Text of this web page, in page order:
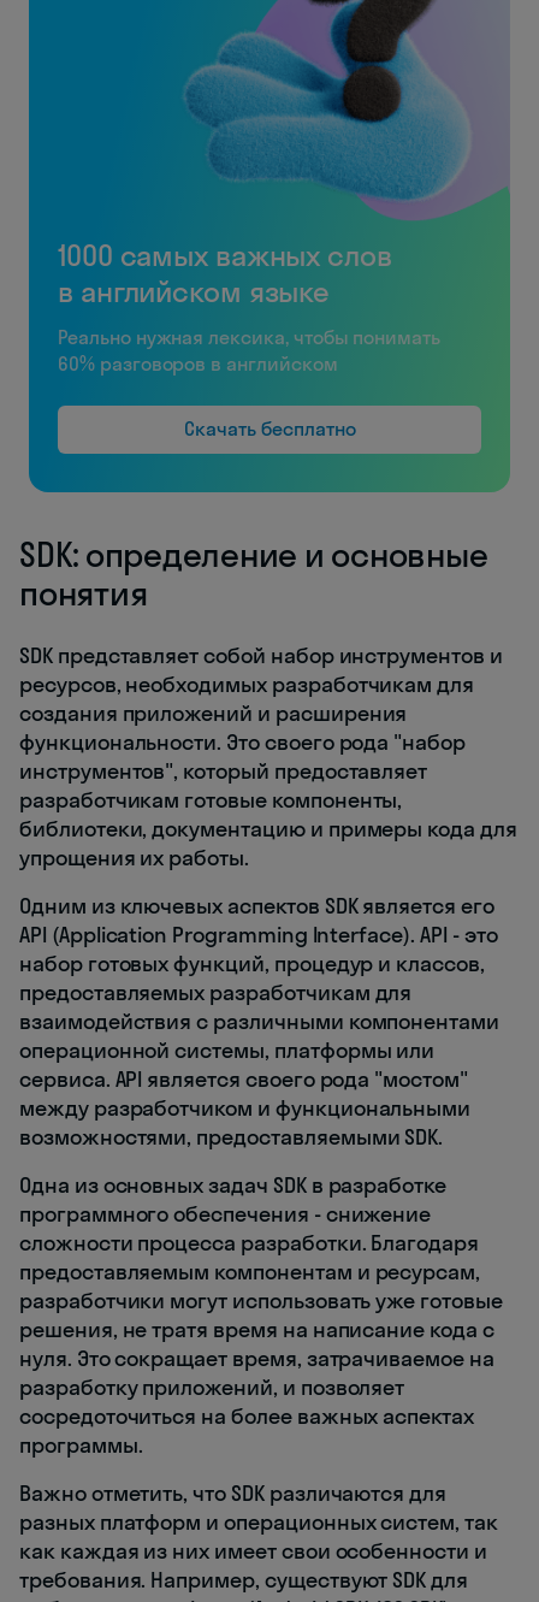
1000 самых важных слов
в английском языке
Реально нужная лексика, чтобы понимать
60% разговоров в английском
Скачать бесплатно
SDK: определение и основные
понятия
SDK представляет собой набор инструментов и
ресурсов, необходимых разработчикам для
создания приложений и расширения
функциональности. Это своего рода "набор
инструментов", который предоставляет
разработчикам готовые компоненты,
библиотеки, документацию и примеры кода для
упрощения их работы.
Одним из ключевых аспектов SDK является его
API (Application Programming Interface). API - это
набор готовых функций, процедур и классов,
предоставляемых разработчикам для
взаимодействия с различными компонентами
операционной системы, платформы или
сервиса. API является своего рода "мостом"
между разработчиком и функциональными
возможностями, предоставляемыми SDK.
Одна из основных задач SDK в разработке
программного обеспечения - снижение
сложности процесса разработки. Благодаря
предоставляемым компонентам и ресурсам,
разработчики могут использовать уже готовые
решения, не тратя время на написание кода с
нуля. Это сокращает время, затрачиваемое на
разработку приложений, и позволяет
сосредоточиться на более важных аспектах
программы.
Важно отметить, что SDK различаются для
разных платформ и операционных систем, так
как каждая из них имеет свои особенности и
требования. Например, существуют SDK для